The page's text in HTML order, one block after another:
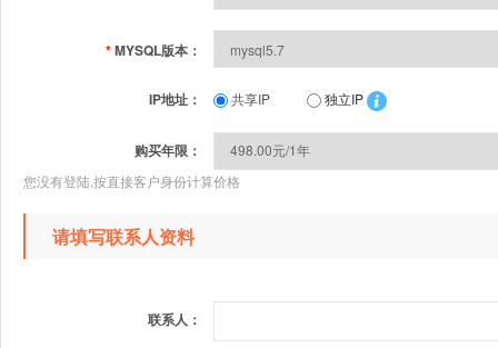
*MYSQL版本：
IP地址： 共享IP 独立IP
购买年限：
您没有登陆,按直接客户身份计算价格
请填写联系人资料
联系人：